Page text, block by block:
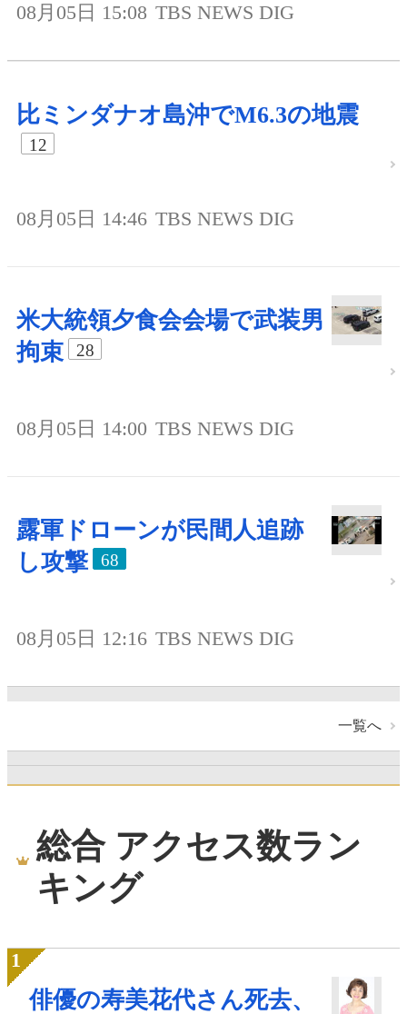
08月05日 15:08 TBS NEWS DIG
比ミンダナオ島沖でM6.3の地震
12
08月05日 14:46 TBS NEWS DIG
米大統領夕食会会場で武装男
拘束
28
08月05日 14:00 TBS NEWS DIG
露軍ドローンが民間人追跡
し攻撃
68
08月05日 12:16 TBS NEWS DIG
一覧へ
総合 アクセス数ラン
キング
俳優の寿美花代さん死去、